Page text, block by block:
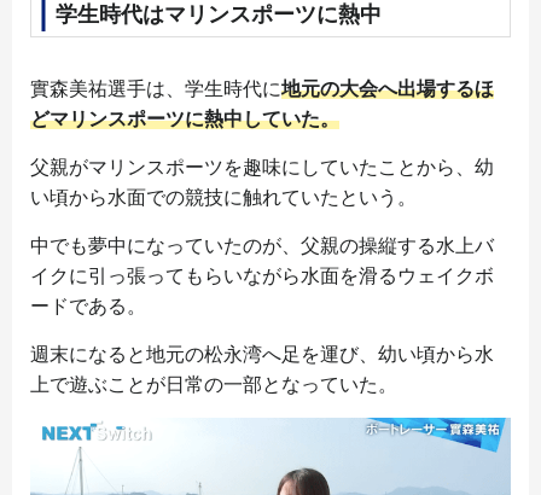
学生時代はマリンスポーツに熱中
實森美祐選手は、学生時代に地元の大会へ出場するほ
どマリンスポーツに熱中していた。
父親がマリンスポーツを趣味にしていたことから、幼
い頃から水面での競技に触れていたという。
中でも夢中になっていたのが、父親の操縦する水上バ
イクに引っ張ってもらいながら水面を滑るウェイクボ
ードである。
週末になると地元の松永湾へ足を運び、幼い頃から水
上で遊ぶことが日常の一部となっていた。